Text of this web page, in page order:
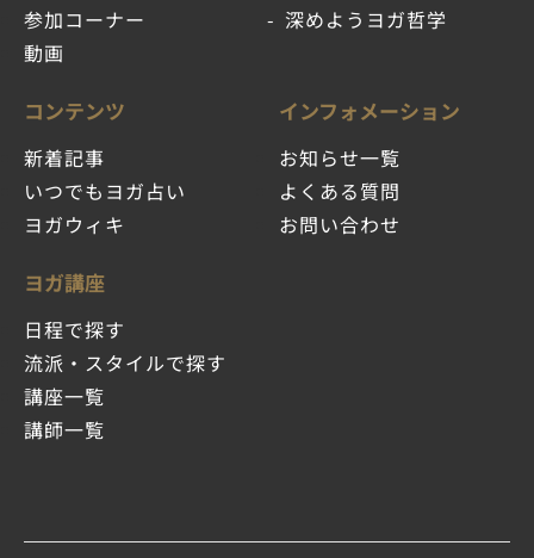
参加コーナー
動画
深めようヨガ哲学
コンテンツ
新着記事
いつでもヨガ占い
ヨガウィキ
ヨガ講座
日程で探す
流派・スタイルで探す
講座一覧
講師一覧
インフォメーション
お知らせ一覧
よくある質問
お問い合わせ